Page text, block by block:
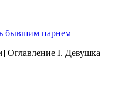
бывшим парнем
Оглавление I. Девушка